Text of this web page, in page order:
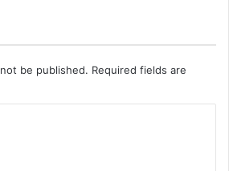
be published. Required fields are